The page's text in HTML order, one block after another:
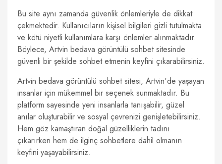
Bu site aynı zamanda güvenlik önlemleriyle de dikkat
çekmektedir. Kullanıcıların kişisel bilgileri gizli tutulmakta
ve kötü niyetli kullanımlara karşı önlemler alınmaktadır.
Böylece, Artvin bedava görüntülü sohbet sitesinde
güvenli bir şekilde sohbet etmenin keyfini çıkarabilirsiniz.
Artvin bedava görüntülü sohbet sitesi, Artvin'de yaşayan
insanlar için mükemmel bir seçenek sunmaktadır. Bu
platform sayesinde yeni insanlarla tanışabilir, güzel
anılar oluşturabilir ve sosyal çevrenizi genişletebilirsiniz.
Hem göz kamaştıran doğal güzelliklerin tadını
çıkarırken hem de ilginç sohbetlere dahil olmanın
keyfini yaşayabilirsiniz.